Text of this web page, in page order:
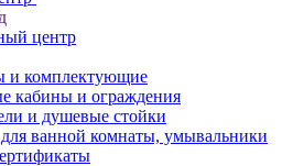
центр
и комплектующие
кабины и ограждения
и душевые стойки
ванной комнаты, умывальники